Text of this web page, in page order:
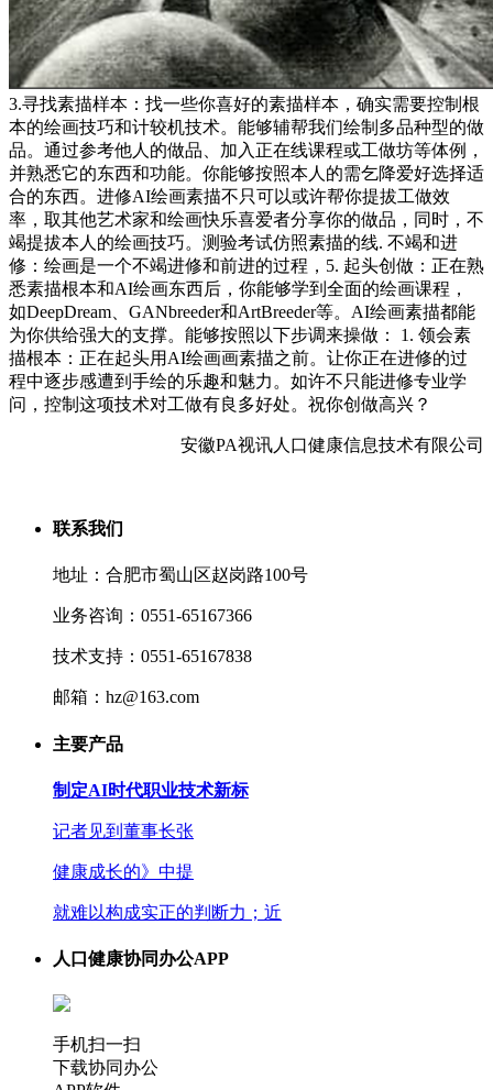
3.寻找素描样本：找一些你喜好的素描样本，确实需要控制根
本的绘画技巧和计较机技术。能够辅帮我们绘制多品种型的做
品。通过参考他人的做品、加入正在线课程或工做坊等体例，
并熟悉它的东西和功能。你能够按照本人的需乞降爱好选择适
合的东西。进修AI绘画素描不只可以或许帮你提拔工做效
率，取其他艺术家和绘画快乐喜爱者分享你的做品，同时，不
竭提拔本人的绘画技巧。测验考试仿照素描的线. 不竭和进
修：绘画是一个不竭进修和前进的过程，5. 起头创做：正在熟
悉素描根本和AI绘画东西后，你能够学到全面的绘画课程，
如DeepDream、GANbreeder和ArtBreeder等。AI绘画素描都能
为你供给强大的支撑。能够按照以下步调来操做： 1. 领会素
描根本：正在起头用AI绘画画素描之前。让你正在进修的过
程中逐步感遭到手绘的乐趣和魅力。如许不只能进修专业学
问，控制这项技术对工做有良多好处。祝你创做高兴？
安徽PA视讯人口健康信息技术有限公司
联系我们
地址：合肥市蜀山区赵岗路100号
业务咨询：0551-65167366
技术支持：0551-65167838
邮箱：hz@163.com
主要产品
制定AI时代职业技术新标
记者见到董事长张
健康成长的》中提
就难以构成实正的判断力；近
人口健康协同办公APP
手机扫一扫
下载协同办公